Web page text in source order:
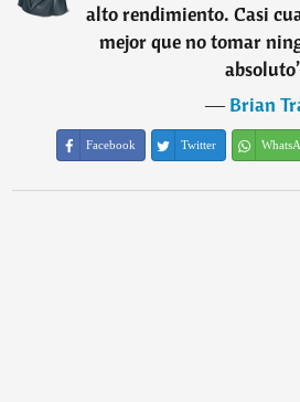
alto rendimiento. Casi
mejor que no tomar
absoluto
―Brian
Facebook Twitter